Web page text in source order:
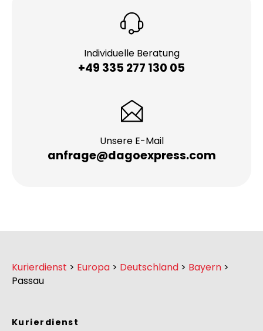
Individuelle Beratung
+49 335 277 130 05
Unsere E-Mail
anfrage@dagoexpress.com
Kurierdienst > Europa > Deutschland > Bayern >
Passau
Kurierdienst